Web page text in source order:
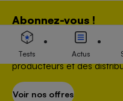
Abonnez-vous !
Bénéficiez d'une
une association 100 %
producteurs et des
Voir nos offres
Association indépendante de
distributeurs depuis 1951.
Tests Actus